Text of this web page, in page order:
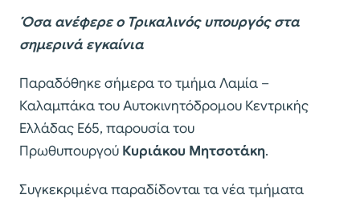
Όσα ανέφερε ο Τρικαλινός υπουργός στα
σημερινά εγκαίνια
Παραδόθηκε σήμερα το τμήμα Λαμία –
Καλαμπάκα του Αυτοκινητόδρομου Κεντρικής
Ελλάδας Ε65, παρουσία του
Πρωθυπουργού Κυριάκου Μητσοτάκη.
Συγκεκριμένα παραδίδονται τα νέα τμήματα